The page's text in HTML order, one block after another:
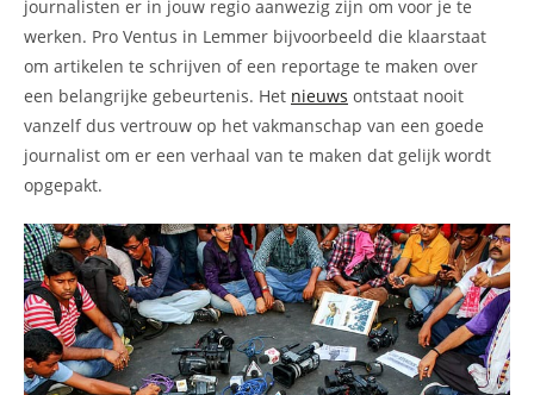
journalisten er in jouw regio aanwezig zijn om voor je te
werken. Pro Ventus in Lemmer bijvoorbeeld die klaarstaat
om artikelen te schrijven of een reportage te maken over
een belangrijke gebeurtenis. Het nieuws ontstaat nooit
vanzelf dus vertrouw op het vakmanschap van een goede
journalist om er een verhaal van te maken dat gelijk wordt
opgepakt.